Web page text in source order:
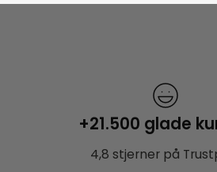
+21.500 glade
4,8 stjerner på